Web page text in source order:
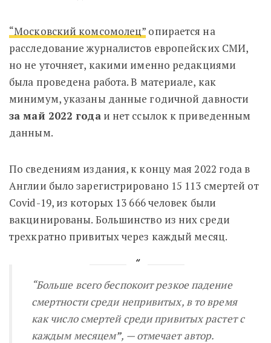
“Московский комсомолец” опирается на
расследование журналистов европейских СМИ,
но не уточняет, какими именно редакциями
была проведена работа. В материале, как
минимум, указаны данные годичной давности
за май 2022 годаи нет ссылок к приведенным
данным.
По сведениям издания, к концу мая 2022 года в
Англии было зарегистрировано 15 113 смертей от
Covid-19, из которых 13 666 человек были
вакцинированы. Большинство из них среди
трехкратно привитых через каждый месяц.
“Больше всего беспокоит резкое падение
смертности среди непривитых, в то время
как число смертей среди привитых растет с
каждым месяцем”, — отмечает автор.